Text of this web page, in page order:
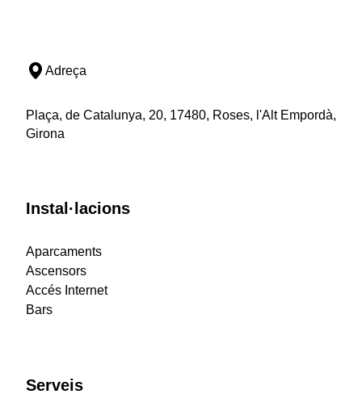
Adreça
Plaça, de Catalunya, 20, 17480, Roses, l'Alt Empordà,
Girona
Instal·lacions
Aparcaments
Ascensors
Accés Internet
Bars
Serveis